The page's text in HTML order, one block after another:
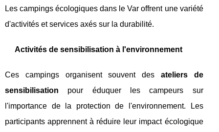
Les campings écologiques dans le Var offrent une variété
d'activités et services axés sur la durabilité.
Activités de sensibilisation à l'environnement
Ces campings organisent souvent des ateliers de
sensibilisation pour éduquer les campeurs sur
l'importance de la protection de l'environnement. Les
participants apprennent à réduire leur impact écologique